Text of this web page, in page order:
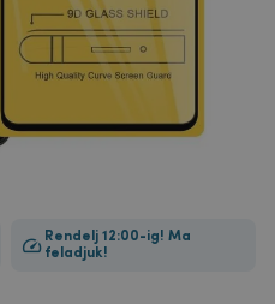
Rendelj 12:00-ig! Ma
feladjuk!